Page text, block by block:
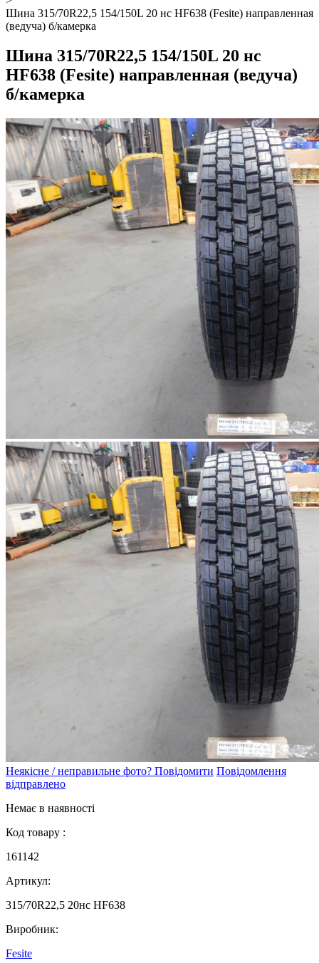
Шина 315/70R22,5 154/150L 20 нс HF638 (Fesite) направленная
(ведуча) б/камерка
Шина 315/70R22,5 154/150L 20 нс
HF638 (Fesite) направленная (ведуча)
б/камерка
Неякісне / неправильне фото? Повідомити Повідомлення
відправлено
Немає в наявності
Код товару :
161142
Артикул:
315/70R22,5 20нc HF638
Виробник:
Fesite